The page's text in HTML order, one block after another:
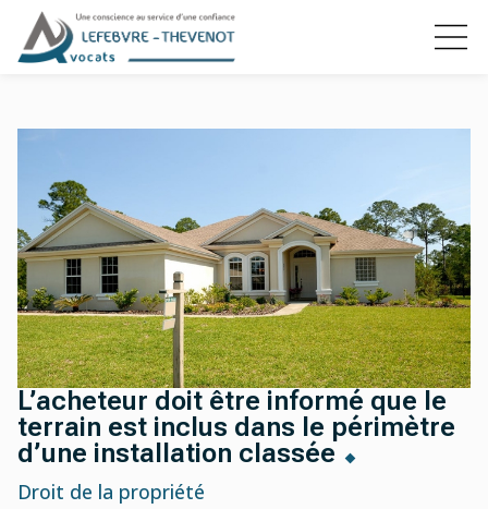
L’acheteur doit être informé que le
terrain est inclus dans le périmètre
d’une installation classée
Droit de la propriété